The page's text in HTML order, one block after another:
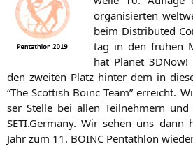
orga­ni­sier­ten
beim Dis­tri­bu­ted
tag in den frü­hen
hat Pla­net
den zwei­ten Platz hin­ter dem in
“The Scot­tish Boinc Team” erreicht.
ser Stel­le bei allen Teil­neh­mern
SETI.Germany. Wir sehen uns dann
Jahr zum 11. BOINC Pent­ath­lon